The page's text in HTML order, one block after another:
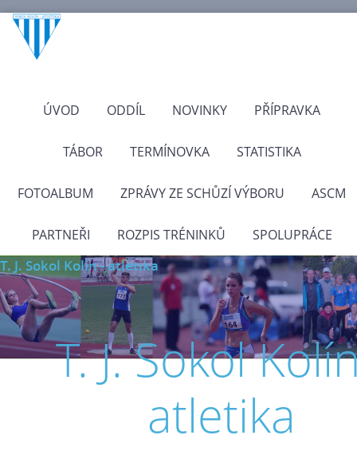
ÚVOD ODDÍL NOVINKY PŘÍPRAVKA
TÁBOR TERMÍNOVKA STATISTIKA
FOTOALBUM ZPRÁVY ZE SCHŮZÍ VÝBORU ASCM
PARTNEŘI ROZPIS TRÉNINKŮ SPOLUPRÁCE
T. J. Sokol Kolín - atletika
T. J. Sokol
atletika